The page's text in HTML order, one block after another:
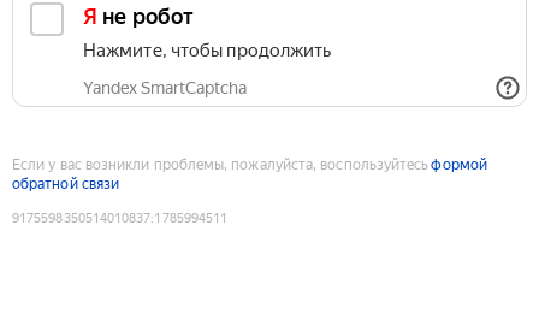
Я не робот
Нажмите, чтобы продолжить
Yandex SmartCaptcha
Если у вас возникли проблемы, пожалуйста, воспользуйтесьформой
обратной связи
9175598350514010837:1785994511